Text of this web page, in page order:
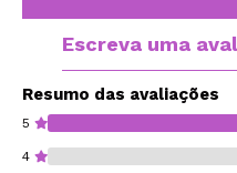
Escreva uma
Resumo das avaliações
5
4